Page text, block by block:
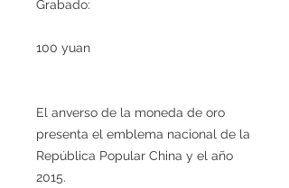
Grabado:
100 yuan
El anverso de la moneda de oro
presenta el emblema nacional de la
República Popular China y el año
2015.